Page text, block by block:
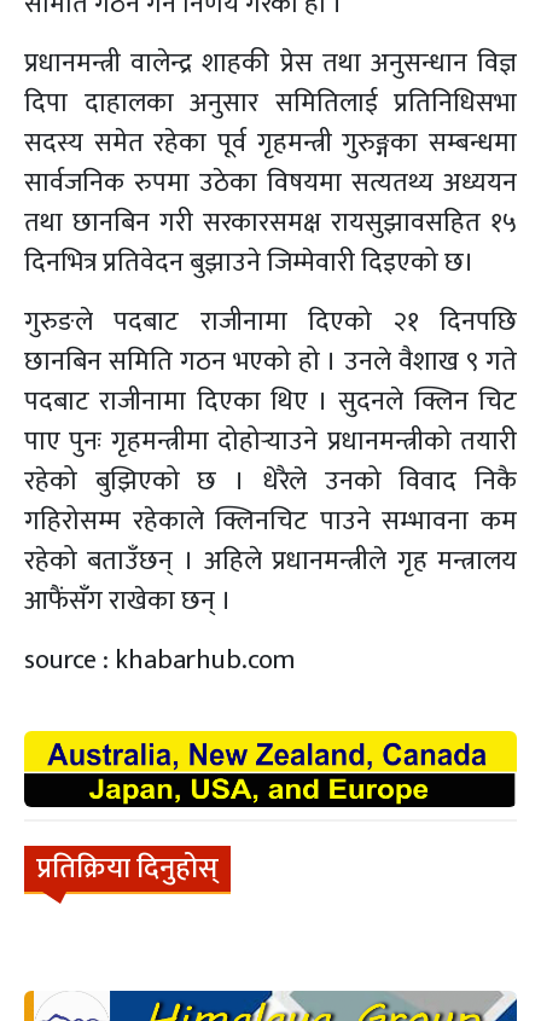
प्रधानमन्त्री वालेन्द्र शाहकी प्रेस तथा अनुसन्धान विज्ञ
दिपा दाहालका अनुसार समितिलाई प्रतिनिधिसभा
सदस्य समेत रहेका पूर्व गृहमन्त्री गुरुङ्गका सम्बन्धमा
सार्वजनिक रुपमा उठेका विषयमा सत्यतथ्य अध्ययन
तथा छानबिन गरी सरकारसमक्ष रायसुझावसहित १५
दिनभित्र प्रतिवेदन बुझाउने जिम्मेवारी दिइएको छ।
गुरुङले पदबाट राजीनामा दिएको २१ दिनपछि
छानबिन समिति गठन भएको हो । उनले वैशाख ९ गते
पदबाट राजीनामा दिएका थिए । सुदनले क्लिन चिट
पाए पुनः गृहमन्त्रीमा दोहोर्‍याउने प्रधानमन्त्रीको तयारी
रहेको बुझिएको छ । धेरैले उनको विवाद निकै
गहिरोसम्म रहेकाले क्लिनचिट पाउने सम्भावना कम
रहेको बताउँछन् । अहिले प्रधानमन्त्रीले गृह मन्त्रालय
आफैंसँग राखेका छन् ।
source : khabarhub.com
प्रतिक्रिया दिनुहोस्